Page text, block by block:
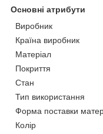
Основні атрибути
Виробник
Країна виробник
Матеріал
Покриття
Стан
Тип використання
Форма поставки
Колір